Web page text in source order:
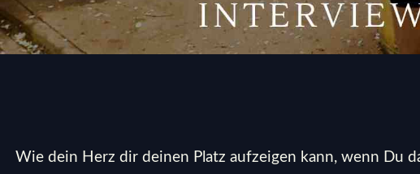
Wie dein Herz dir deinen Platz aufzeigen kann, wenn Du